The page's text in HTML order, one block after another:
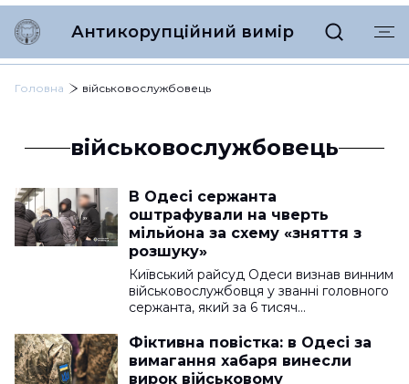
Антикорупційний вимір
Головна військовослужбовець
військовослужбовець
В Одесі сержанта
оштрафували на чверть
мільйона за схему «зняття з
розшуку»
Київський райсуд Одеси визнав винним
військовослужбовця у званні головного
сержанта, який за 6 тисяч…
Фіктивна повістка: в Одесі за
вимагання хабаря винесли
вирок військовому